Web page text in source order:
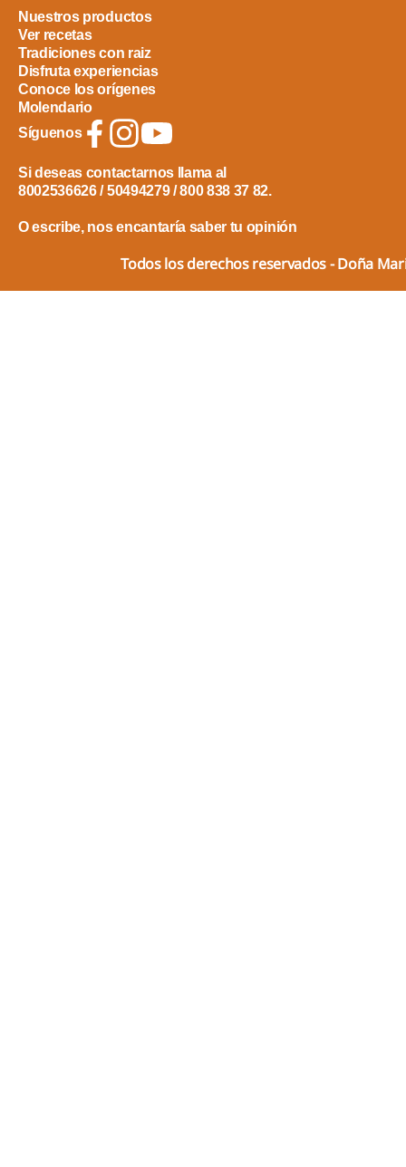
Nuestros productos
Ver recetas
Tradiciones con raiz
Disfruta experiencias
Conoce los orígenes
Molendario
Síguenos
Si deseas contactarnos llama al
8002536626 / 50494279 / 800 838 37 82.
O escribe, nos encantaría saber tu opinión
Todos los derechos reservados - Doña